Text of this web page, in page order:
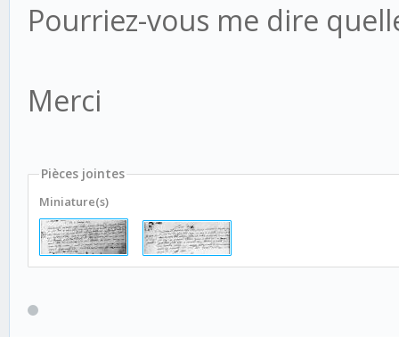
Pourriez-vous me dire
Merci
Pièces jointes
Miniature(s)